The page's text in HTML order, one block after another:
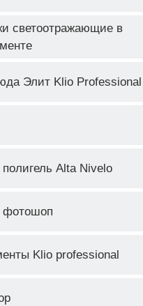
светоотражающие в
Элит Klio Professional
Alta Nivelo
Klio professional